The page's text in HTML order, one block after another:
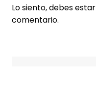
Lo siento, debes estar
comentario.